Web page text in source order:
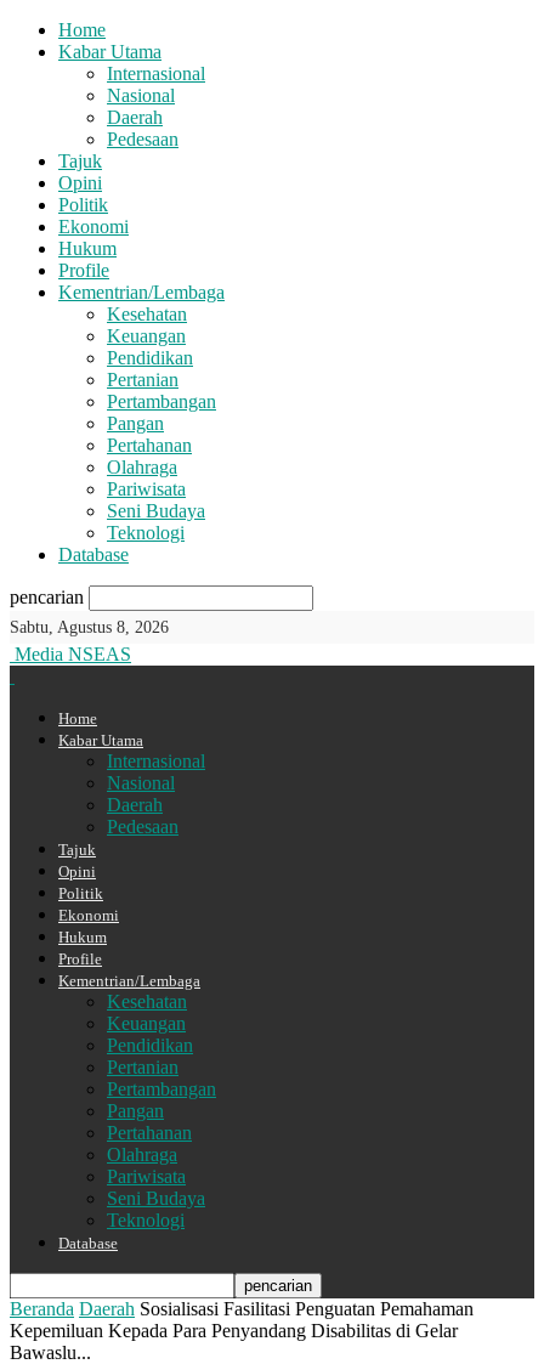
Home
Kabar Utama
Internasional
Nasional
Daerah
Pedesaan
Tajuk
Opini
Politik
Ekonomi
Hukum
Profile
Kementrian/Lembaga
Kesehatan
Keuangan
Pendidikan
Pertanian
Pertambangan
Pangan
Pertahanan
Olahraga
Pariwisata
Seni Budaya
Teknologi
Database
pencarian
Sabtu, Agustus 8, 2026
Media NSEAS
Home
Kabar Utama
Internasional
Nasional
Daerah
Pedesaan
Tajuk
Opini
Politik
Ekonomi
Hukum
Profile
Kementrian/Lembaga
Kesehatan
Keuangan
Pendidikan
Pertanian
Pertambangan
Pangan
Pertahanan
Olahraga
Pariwisata
Seni Budaya
Teknologi
Database
Beranda Daerah Sosialisasi Fasilitasi Penguatan Pemahaman
Kepemiluan Kepada Para Penyandang Disabilitas di Gelar
Bawaslu...